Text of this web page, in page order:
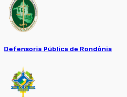
Defensoria Pública de Rondônia